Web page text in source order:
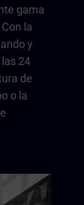
gama
la
y
24
de
o la